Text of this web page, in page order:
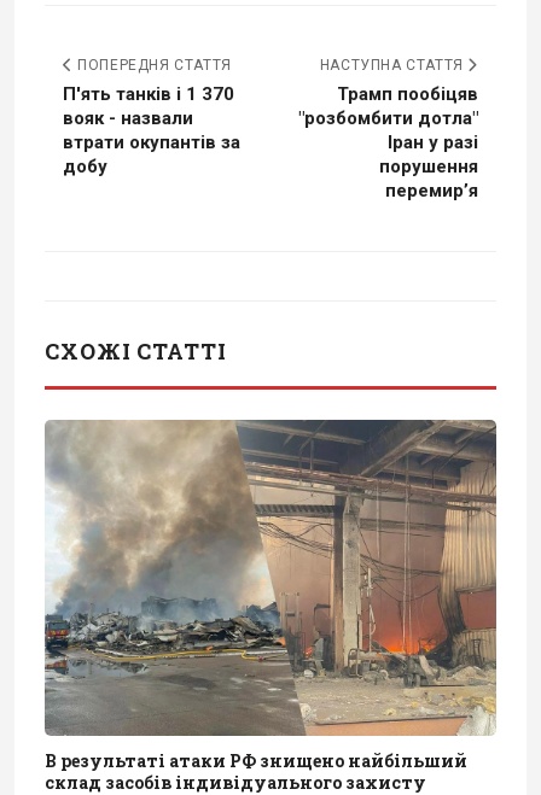
ПОПЕРЕДНЯ СТАТТЯ
П'ять танків і 1 370
вояк - назвали
втрати окупантів за
добу
НАСТУПНА СТАТТЯ
Трамп пообіцяв
"розбомбити дотла"
Іран у разі
порушення
перемир’я
СХОЖІ СТАТТІ
В результаті атаки РФ знищено найбільший
склад засобів індивідуального захисту